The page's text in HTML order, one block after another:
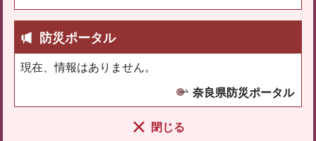
防災ポータル
現在、情報はありません。
奈良県防災ポータル
閉じる